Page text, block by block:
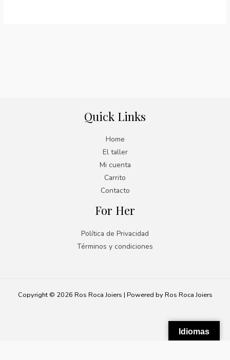
Quick Links
Home
El taller
Mi cuenta
Carrito
Contacto
For Her
Política de Privacidad
Términos y condiciones
Copyright © 2026 Ros Roca Joiers | Powered by Ros Roca Joiers
Idiomas